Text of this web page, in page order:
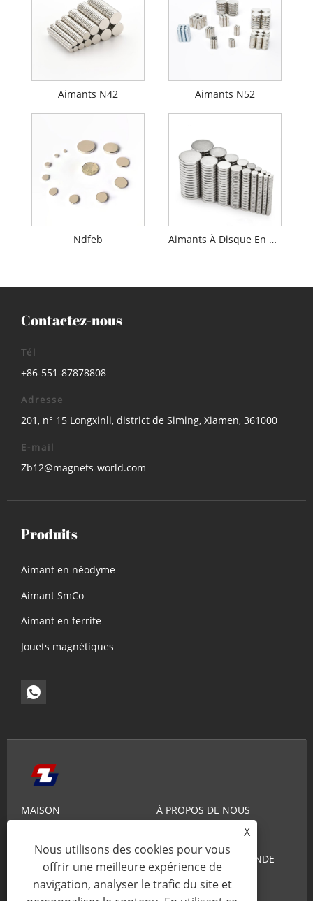
Aimants N42 Aimants N52
Ndfeb Aimants À Disque En Néodyme
Contactez-nous
Tél
+86-551-87878808
Adresse
201, n° 15 Longxinli, district de Siming, Xiamen, 361000
E-mail
Zb12@magnets-world.com
Produits
Aimant en néodyme
Aimant SmCo
Aimant en ferrite
Jouets magnétiques
MAISON
À PROPOS DE NOUS
CONNAISSANCE
ENVOYER UNE DEMANDE
CONTACTEZ-NOUS
X
Nous utilisons des cookies pour vous
offrir une meilleure expérience de
navigation, analyser le trafic du site et